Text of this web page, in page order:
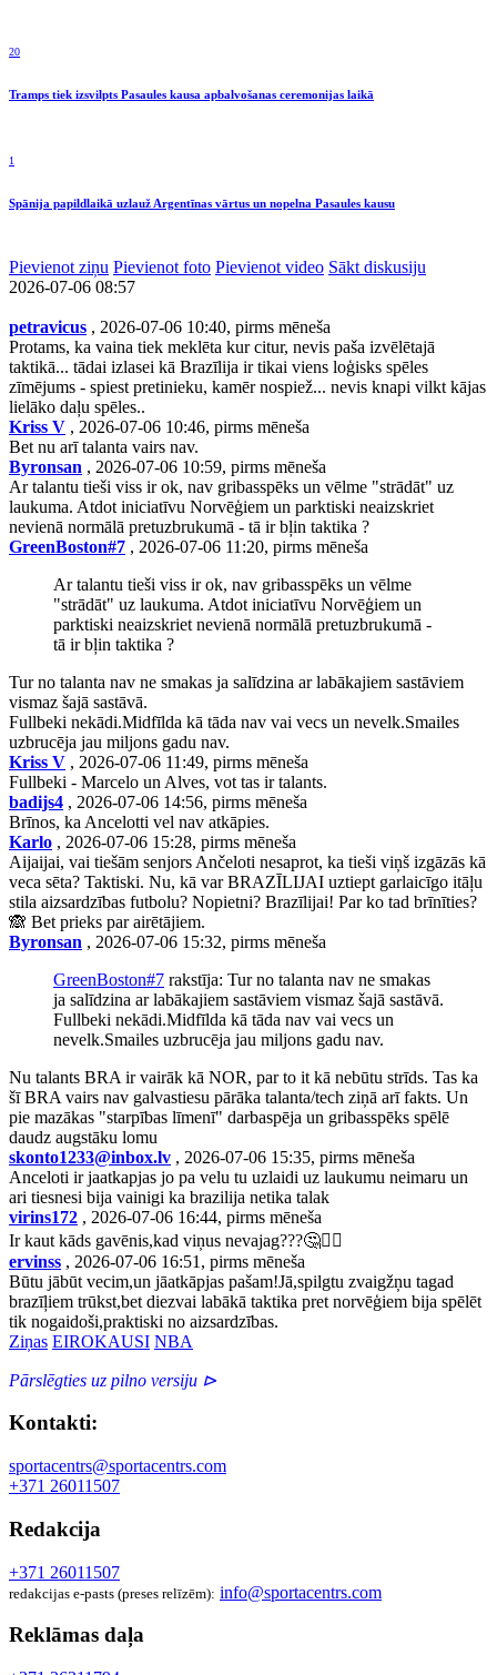
20
Tramps tiek izsvilpts Pasaules kausa apbalvošanas ceremonijas laikā
1
Spānija papildlaikā uzlauž Argentīnas vārtus un nopelna Pasaules kausu
Pievienot ziņu Pievienot foto Pievienot video Sākt diskusiju
2026-07-06 08:57
petravicus , 2026-07-06 10:40, pirms mēneša
Protams, ka vaina tiek meklēta kur citur, nevis paša izvēlētajā
taktikā... tādai izlasei kā Brazīlija ir tikai viens loģisks spēles
zīmējums - spiest pretinieku, kamēr nospiež... nevis knapi vilkt kājas
lielāko daļu spēles..
Kriss V , 2026-07-06 10:46, pirms mēneša
Bet nu arī talanta vairs nav.
Byronsan , 2026-07-06 10:59, pirms mēneša
Ar talantu tieši viss ir ok, nav gribasspēks un vēlme "strādāt" uz
laukuma. Atdot iniciatīvu Norvēģiem un parktiski neaizskriet
nevienā normālā pretuzbrukumā - tā ir bļin taktika ?
GreenBoston#7 , 2026-07-06 11:20, pirms mēneša
Ar talantu tieši viss ir ok, nav gribasspēks un vēlme
"strādāt" uz laukuma. Atdot iniciatīvu Norvēģiem un
parktiski neaizskriet nevienā normālā pretuzbrukumā -
tā ir bļin taktika ?
Tur no talanta nav ne smakas ja salīdzina ar labākajiem sastāviem
vismaz šajā sastāvā.
Fullbeki nekādi.Midfīlda kā tāda nav vai vecs un nevelk.Smailes
uzbrucēja jau miljons gadu nav.
Kriss V , 2026-07-06 11:49, pirms mēneša
Fullbeki - Marcelo un Alves, vot tas ir talants.
badijs4 , 2026-07-06 14:56, pirms mēneša
Brīnos, ka Ancelotti vel nav atkāpies.
Karlo , 2026-07-06 15:28, pirms mēneša
Aijaijai, vai tiešām senjors Ančeloti nesaprot, ka tieši viņš izgāzās kā
veca sēta? Taktiski. Nu, kā var BRAZĪLIJAI uztiept garlaicīgo itāļu
stila aizsardzības futbolu? Nopietni? Brazīlijai! Par ko tad brīnīties?
🙈 Bet prieks par airētājiem.
Byronsan , 2026-07-06 15:32, pirms mēneša
GreenBoston#7 rakstīja: Tur no talanta nav ne smakas
ja salīdzina ar labākajiem sastāviem vismaz šajā sastāvā.
Fullbeki nekādi.Midfīlda kā tāda nav vai vecs un
nevelk.Smailes uzbrucēja jau miljons gadu nav.
Nu talants BRA ir vairāk kā NOR, par to it kā nebūtu strīds. Tas ka
šī BRA vairs nav galvastiesu pārāka talanta/tech ziņā arī fakts. Un
pie mazākas "starpības līmenī" darbaspēja un gribasspēks spēlē
daudz augstāku lomu
skonto1233@inbox.lv , 2026-07-06 15:35, pirms mēneša
Anceloti ir jaatkapjas jo pa velu tu uzlaidi uz laukumu neimaru un
ari tiesnesi bija vainigi ka brazilija netika talak
virins172 , 2026-07-06 16:44, pirms mēneša
Ir kaut kāds gavēnis,kad viņus nevajag???🤔🤷‍♂️
ervinss , 2026-07-06 16:51, pirms mēneša
Būtu jābūt vecim,un jāatkāpjas pašam!Jā,spilgtu zvaigžņu tagad
brazīļiem trūkst,bet diezvai labākā taktika pret norvēģiem bija spēlēt
tik nogaidoši,praktiski no aizsardzības.
Ziņas EIROKAUSI NBA
Pārslēgties uz pilno versiju ⊳
Kontakti:
sportacentrs@sportacentrs.com
+371 26011507
Redakcija
+371 26011507
redakcijas e-pasts (preses relīzēm): info@sportacentrs.com
Reklāmas daļa